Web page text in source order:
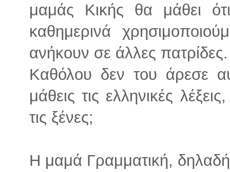
μαμάς Κικής θα μάθει
καθημερινά
ανήκουν σε άλλες πατρίδες.
Καθόλου δεν του άρεσε
μάθεις τις ελληνικές
τις ξένες;
Η μαμά Γραμματική,